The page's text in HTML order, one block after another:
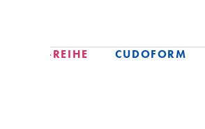
SN-REIHE CUDOFORM